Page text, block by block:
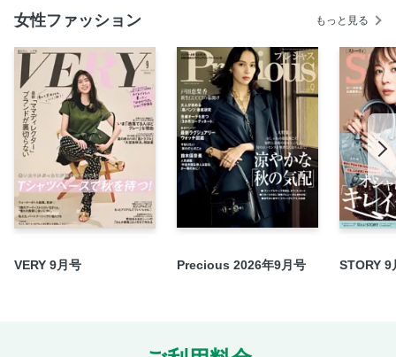
子育て中こそ“ふたり単位”のオシャレって楽しい！
お知らせ
VERYのサブスクで変わった私！
「今欲しい！」がkokode.jpで買える！ VERY STORE
VERY STORE バイヤー大和美帆select 冬休み準備ワードロ
ーブ 編
VERY BEAUTY 半径50センチの香り事情
渾身のハンドクリーム選手権
お知らせ
見た目＆実用目線で選ぶ！ 家電Wish list
不器用ママと娘のwin-winなヘアアレンジ図鑑
女性ファッション もっと見る
VERY 9月号 Precious 2026年9月号 STORY 9